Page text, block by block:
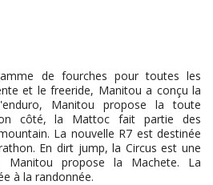
de fourches pour toutes les
et le freeride, Manitou a conçu la
Manitou propose la toute
côté, la Mattoc fait partie des
La nouvelle R7 est destinée
En dirt jump, la Circus est une
Manitou propose la Machete. La
à la randonnée.